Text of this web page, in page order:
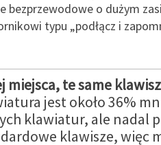
bezprzewodowe o dużym
typu „podłącz i
miejsca, te same
jest około 36%
klawiatur, ale nadal
klawisze, więc